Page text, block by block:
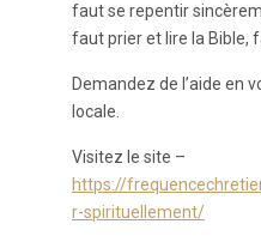
faut se repentir
faut prier et lire la Bible,
Demandez de l’aide en
locale.
Visitez le site –
https://
r-spirituellement/